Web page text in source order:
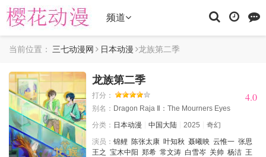
频道
当前位置： 三七动漫网 日本动漫 龙族第二季
龙族第二季
打分： 4.0
别名： Dragon Raja Ⅱ：The Mourners Eyes
分类： 日本动漫 中国大陆 2025
奇幻
演员： 锦鲤 陈张太康 叶知秋 聂曦映 云惟一 张思
王之 宝木中阳 郑希 常文涛 白雪岑 关帅 杨洁 王